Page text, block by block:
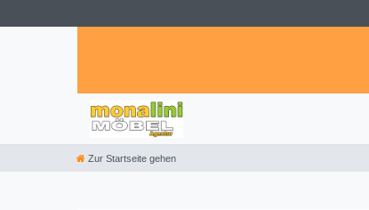
Zur Startseite gehen